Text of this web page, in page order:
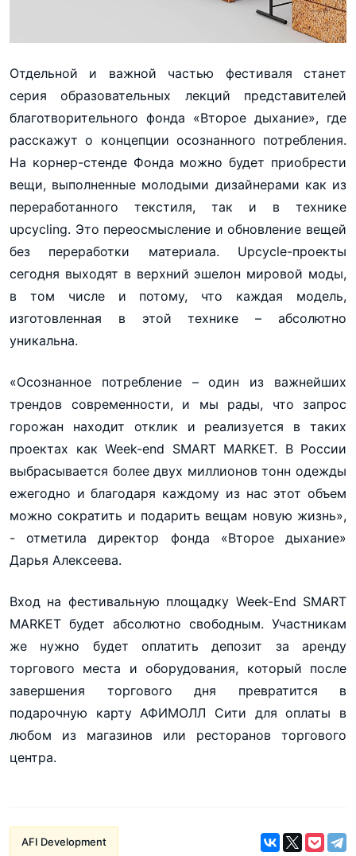
Отдельной и важной частью фестиваля станет
серия образовательных лекций представителей
благотворительного фонда «Второе дыхание», где
расскажут о концепции осознанного потребления.
На корнер-стенде Фонда можно будет приобрести
вещи, выполненные молодыми дизайнерами как из
переработанного текстиля, так и в технике
upcycling. Это переосмысление и обновление вещей
без переработки материала. Upcycle-проекты
сегодня выходят в верхний эшелон мировой моды,
в том числе и потому, что каждая модель,
изготовленная в этой технике – абсолютно
уникальна.
«Осознанное потребление – один из важнейших
трендов современности, и мы рады, что запрос
горожан находит отклик и реализуется в таких
проектах как Week-end SMART MARKET. В России
выбрасывается более двух миллионов тонн одежды
ежегодно и благодаря каждому из нас этот объем
можно сократить и подарить вещам новую жизнь»,
- отметила директор фонда «Второе дыхание»
Дарья Алексеева.
Вход на фестивальную площадку Week-End SMART
MARKET будет абсолютно свободным. Участникам
же нужно будет оплатить депозит за аренду
торгового места и оборудования, который после
завершения торгового дня превратится в
подарочную карту АФИМОЛЛ Сити для оплаты в
любом из магазинов или ресторанов торгового
центра.
AFI Development